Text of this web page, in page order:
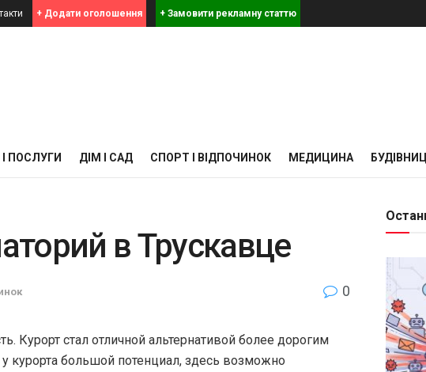
+ Додати оголошення + Замовити рекламну статтю
І ПОСЛУГИ ДІМ І САД СПОРТ І ВІДПОЧИНОК МЕДИЦИНА
в Трускавце
0
Курорт стал отличной альтернативой более дорогим
курорта большой потенциал, здесь возможно